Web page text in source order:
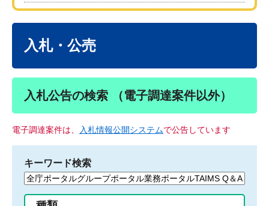
入札・公売
入札公告の検索 （電子調達案件以外）
電子調達案件は、 入札情報公開システムで公告しています
キーワード検索
検